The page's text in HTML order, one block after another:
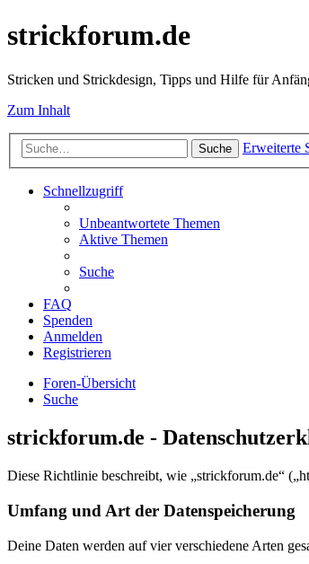
strickforum.de
Stricken und Strickdesign, Tipps und Hilfe für
Zum Inhalt
Suche Erweiterte
Schnellzugriff
Unbeantwortete Themen
Aktive Themen
Suche
FAQ
Spenden
Anmelden
Registrieren
Foren-Übersicht
Suche
strickforum.de -
Diese Richtlinie beschreibt, wie „strickforum.de“
Umfang und Art der Datenspeicherung
Deine Daten werden auf vier verschiedene Arten